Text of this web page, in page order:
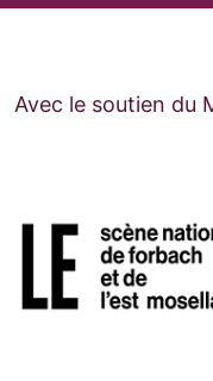
Avec le soutien du